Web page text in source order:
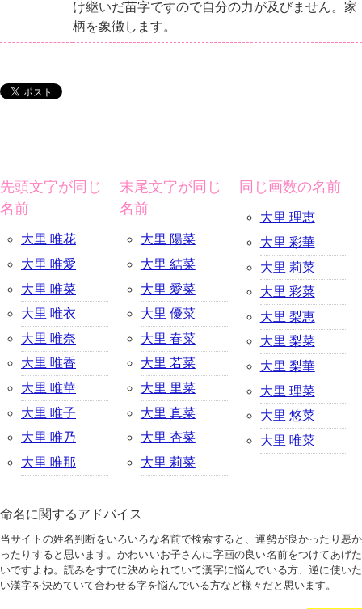
け継いだ苗字ですので自分の力が及びません。家
柄を象徴します。
先頭文字が同じ
名前
大里 唯花
大里 唯愛
大里 唯菜
大里 唯衣
大里 唯奈
大里 唯香
大里 唯華
大里 唯子
大里 唯乃
大里 唯那
末尾文字が同じ
名前
大里 陽菜
大里 結菜
大里 愛菜
大里 優菜
大里 春菜
大里 若菜
大里 里菜
大里 真菜
大里 杏菜
大里 莉菜
同じ画数の名前
大里 理恵
大里 彩華
大里 莉菜
大里 彩菜
大里 梨恵
大里 梨菜
大里 梨華
大里 理菜
大里 悠菜
大里 唯菜
命名に関するアドバイス
当サイトの姓名判断をいろいろな名前で検索すると、運勢が良かったり悪か
ったりすると思います。かわいいお子さんに字画の良い名前をつけてあげた
いですよね。読みをすでに決められていて漢字に悩んでいる方、逆に使いた
い漢字を決めていて合わせる字を悩んでいる方など様々だと思います。